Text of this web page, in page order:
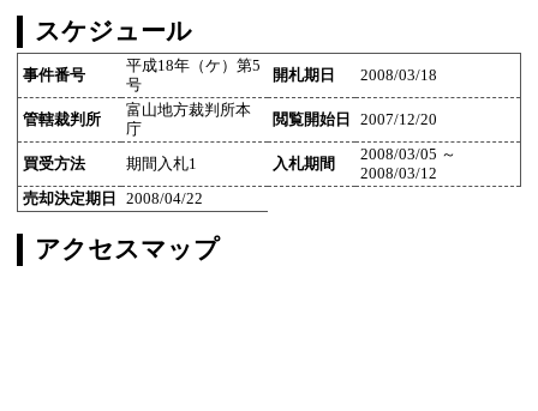
スケジュール
事件番号
平成18年（ケ）第5
号
開札期日 2008/03/18
管轄裁判所
富山地方裁判所本
庁
閲覧開始日 2007/12/20
買受方法 期間入札1 入札期間
2008/03/05 ～
2008/03/12
売却決定期日
2008/04/22
アクセスマップ